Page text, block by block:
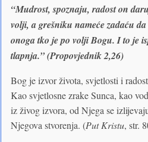
“Mudrost, spoznaju, radost on
volji, a grešniku nameće zadaću
onoga tko je po volji Bogu. I to je
tlapnja.” (Propovjednik 2,26)
Bog je izvor života, svjetlosti i
Kao svjetlosne zrake Sunca, kao
iz živog izvora, od Njega se
Njegova stvorenja. (Put Kristu, str.